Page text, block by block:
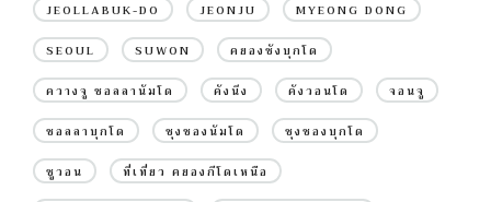
JEOLLABUK-DO JEONJU MYEONG DONG
SEOUL SUWON คยองซังบุกโด
ควางจู ชอลลานัมโด คังนึง คังวอนโด จอนจู
ชอลลาบุกโด ชุงชองนัมโด ชุงชองบุกโด
ซูวอน ที่เที่ยว คยองกีโดเหนือ